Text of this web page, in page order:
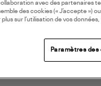
avec des partenaires
des cookies (« J’accepte »)
plus sur l’utilisation de vos données,
Paramètres des